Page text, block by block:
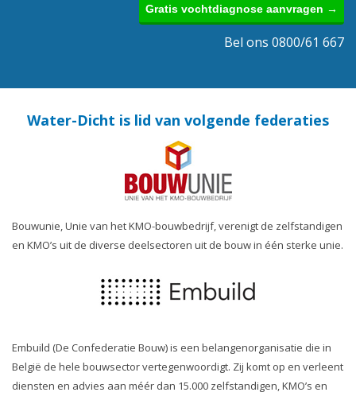
Gratis vochtdiagnose aanvragen →
Bel ons 0800/61 667
Water-Dicht is lid van volgende federaties
Bouwunie, Unie van het KMO-bouwbedrijf, verenigt de zelfstandigen
en KMO’s uit de diverse deelsectoren uit de bouw in één sterke unie.
Embuild (De Confederatie Bouw) is een belangenorganisatie die in
België de hele bouwsector vertegenwoordigt. Zij komt op en verleent
diensten en advies aan méér dan 15.000 zelfstandigen, KMO’s en